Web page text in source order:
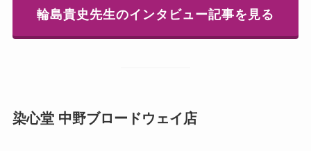
輪島貴史先生のインタビュー記事を見る
染心堂 中野ブロードウェイ店